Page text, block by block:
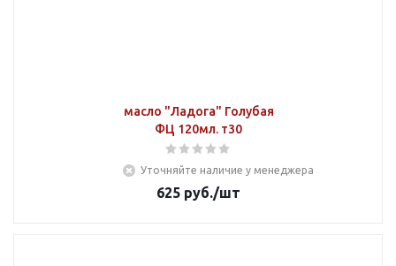
масло "Ладога" Голубая
ФЦ 120мл. т30
Уточняйте наличие у менеджера
625 руб./шт